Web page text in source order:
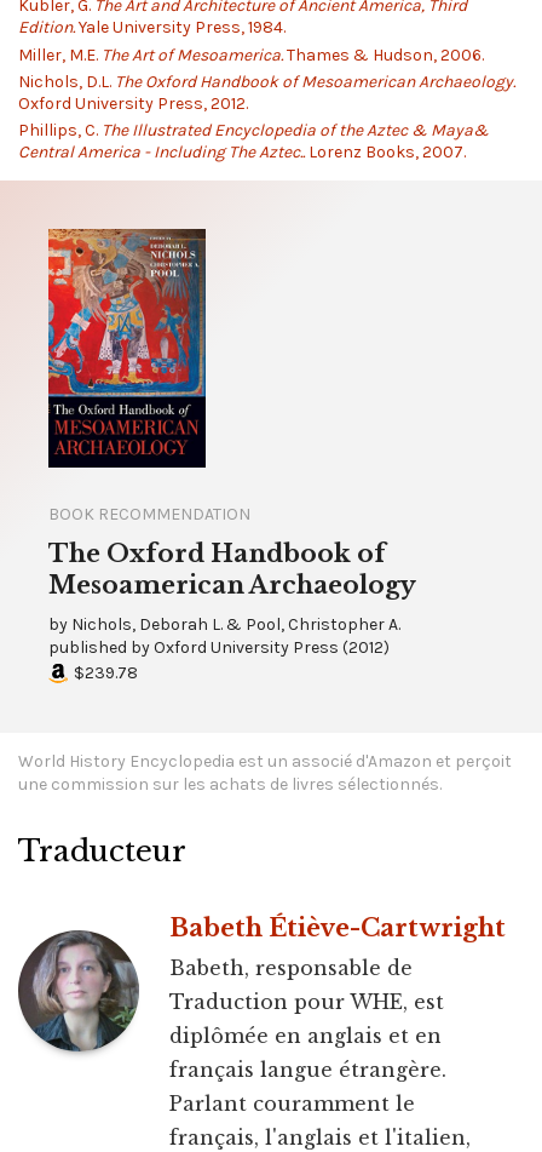
Kubler, G. The Art and Architecture of Ancient America, Third
Edition.Yale University Press, 1984.
Miller, M.E. The Art of Mesoamerica.Thames & Hudson, 2006.
Nichols, D.L. The Oxford Handbook of Mesoamerican Archaeology.
Oxford University Press, 2012.
Phillips, C. The Illustrated Encyclopedia of the Aztec & Maya&
Central America - Including The Aztec..Lorenz Books, 2007.
BOOK RECOMMENDATION
The Oxford Handbook of
Mesoamerican Archaeology
by Nichols, Deborah L. & Pool, Christopher A.
published byOxford University Press (2012)
$239.78
World History Encyclopedia est un associé d'Amazon et perçoit
une commission sur les achats de livres sélectionnés.
Traducteur
Babeth Étiève-Cartwright
Babeth, responsable de
Traduction pour WHE, est
diplômée en anglais et en
français langue étrangère.
Parlant couramment le
français, l'anglais et l'italien,